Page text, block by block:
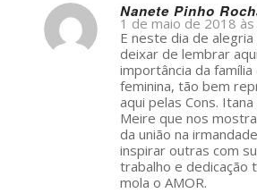
Nanete Pinho
s
ays:
1 de maio de 2018 às
E neste dia de
deixar de lembrar
importância da família
feminina, tão bem
aqui pelas Cons. Itana
Meire que nos
da união na
inspirar outras com
trabalho e dedicação
mola o AMOR.